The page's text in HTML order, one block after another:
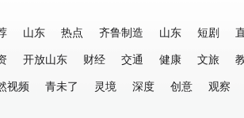
山东 热点 齐鲁制造 山东 短剧
开放山东 财经 交通 健康 文旅
视频
青未了 灵境 深度 创意 观察